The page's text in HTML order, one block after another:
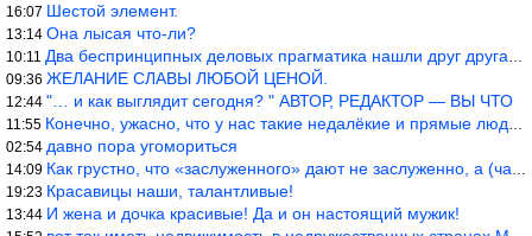
16:07 Шестой элемент.
13:14 Она лысая что-ли?
10:11 Два беспринципных деловых прагматика нашли друг друга и «остепен
09:36 ЖЕЛАНИЕ СЛАВЫ ЛЮБОЙ ЦЕНОЙ.
12:44 "… и как выглядит сегодня? " АВТОР, РЕДАКТОР — ВЫ ЧТО
11:55 Конечно, ужасно, что у нас такие недалёкие и прямые люди… Как мо
02:54 давно пора угомориться
14:09 Как грустно, что «заслуженного» дают не заслуженно, а (чаще) по-
19:23 Красавицы наши, талантливые!
13:44 И жена и дочка красивые! Да и он настоящий мужик!